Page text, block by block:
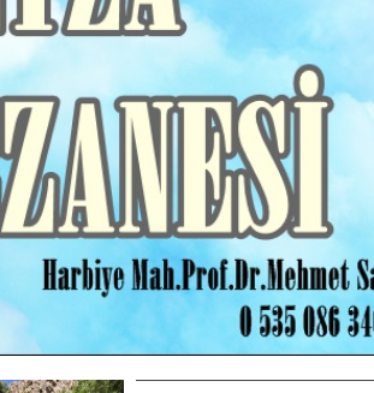
GÜNLÜK HABER AKIŞI
HAFIZLIK KIZ KUR’AN KURSU
DARENDE GEZISI.